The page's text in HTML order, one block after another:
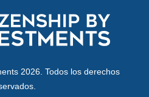
2026. Todos los derechos